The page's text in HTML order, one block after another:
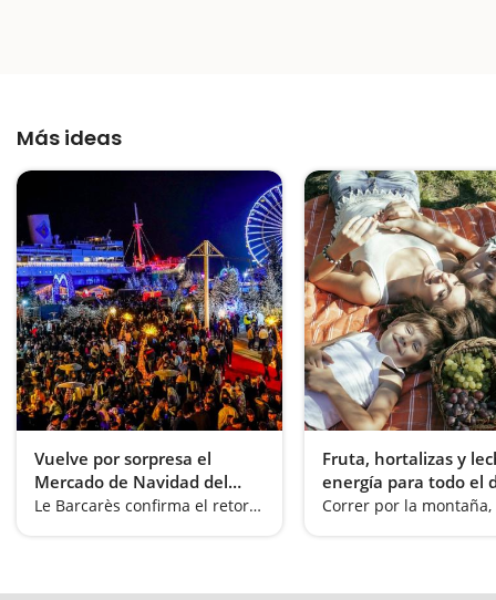
Más ideas
Vuelve por sorpresa el
Mercado de Navidad del
Barcarès 2025
Le Barcarès confirma el retorn del seu Village de Noël 2025
Fruta, hortalizas y
energía para todo el